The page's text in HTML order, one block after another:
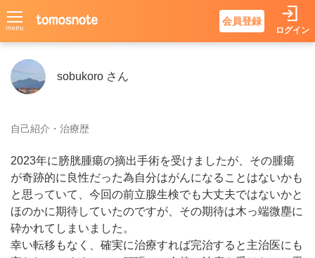
会員登録
ログイン
sobukoro さん
自己紹介・治療歴
2023年に膀胱腫瘍の摘出手術を受けましたが、その腫瘍
が奇跡的に良性だった為自分はがんになることはないかも
と思っていて、今回の前立腺生検でも大丈夫ではないかと
ほのかに期待していたのですが、その期待は木っ端微塵に
砕かれてしまいました。
幸い転移もなく、確実に治療すれば完治すると主治医にも